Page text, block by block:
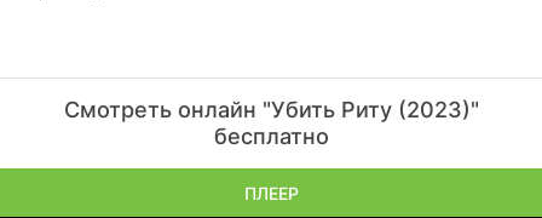
Смотреть онлайн "Убить Риту (2023)"
бесплатно
ПЛЕЕР